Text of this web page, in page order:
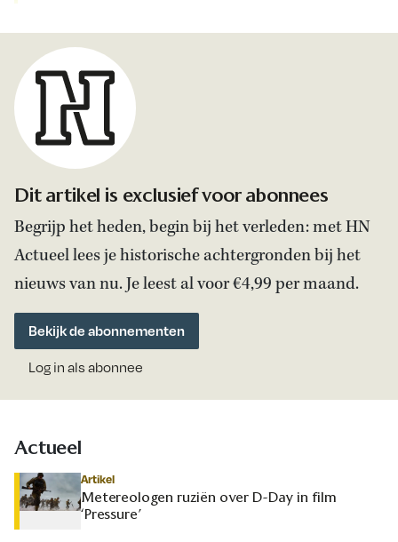
Dit artikel is exclusief voor abonnees
Begrijp het heden, begin bij het verleden: met HN
Actueel lees je historische achtergronden bij het
nieuws van nu. Je leest al voor €4,99 per maand.
Bekijk de abonnementen
Log in als abonnee
Actueel
Artikel
Metereologen ruziën over D-Day in film
‘Pressure’